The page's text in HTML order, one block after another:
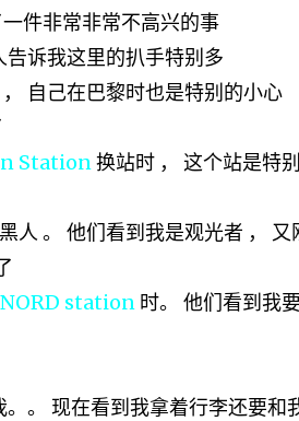
件非常非常不高兴的事
诉我这里的扒手特别多
自己在巴黎时也是特别的小心
Station换站时 ， 这个站是特
人 。 他们看到我是观光者 ，
NORD station 时。 他们看到我
。。 现在看到我拿着行李还要和